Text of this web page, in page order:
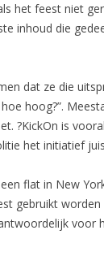
het feest niet
inhoud die
dat ze die
hoog?”.
?KickOn is
het initiatief
flat in New
gebruikt
voor